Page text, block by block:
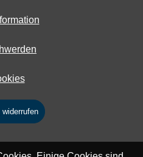
widerrufen